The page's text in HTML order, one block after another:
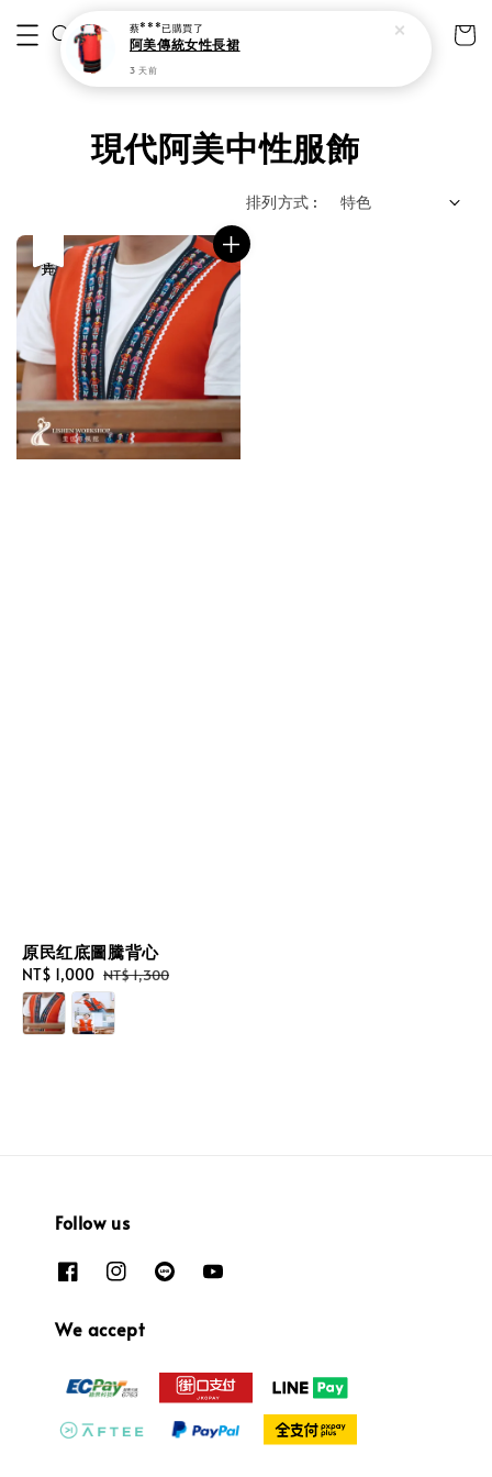
現代阿美中性服飾
排列方式 :
原民红底圖騰背心
Sale
price
NT$ 1,000 Regular
price
NT$ 1,300
Follow us
We accept
蔡***已購買了
阿美傳統女性長裙
3 天前